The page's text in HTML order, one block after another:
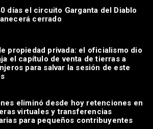
días el circuito Garganta del Diablo
cerrado
propiedad privada: el oficialismo dio
el capítulo de venta de tierras a
para salvar la sesión de este
eliminó desde hoy retenciones en
virtuales y transferencias
para pequeños contribuyentes